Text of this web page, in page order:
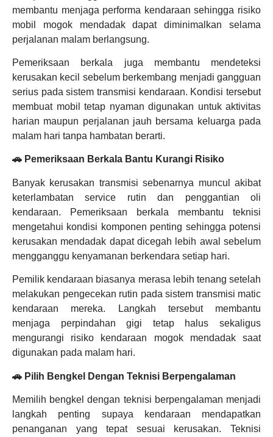
membantu menjaga performa kendaraan sehingga risiko
mobil mogok mendadak dapat diminimalkan selama
perjalanan malam berlangsung.
Pemeriksaan berkala juga membantu mendeteksi
kerusakan kecil sebelum berkembang menjadi gangguan
serius pada sistem transmisi kendaraan. Kondisi tersebut
membuat mobil tetap nyaman digunakan untuk aktivitas
harian maupun perjalanan jauh bersama keluarga pada
malam hari tanpa hambatan berarti.
🚗 Pemeriksaan Berkala Bantu Kurangi Risiko
Banyak kerusakan transmisi sebenarnya muncul akibat
keterlambatan service rutin dan penggantian oli
kendaraan. Pemeriksaan berkala membantu teknisi
mengetahui kondisi komponen penting sehingga potensi
kerusakan mendadak dapat dicegah lebih awal sebelum
mengganggu kenyamanan berkendara setiap hari.
Pemilik kendaraan biasanya merasa lebih tenang setelah
melakukan pengecekan rutin pada sistem transmisi matic
kendaraan mereka. Langkah tersebut membantu
menjaga perpindahan gigi tetap halus sekaligus
mengurangi risiko kendaraan mogok mendadak saat
digunakan pada malam hari.
🚗 Pilih Bengkel Dengan Teknisi Berpengalaman
Memilih bengkel dengan teknisi berpengalaman menjadi
langkah penting supaya kendaraan mendapatkan
penanganan yang tepat sesuai kerusakan. Teknisi